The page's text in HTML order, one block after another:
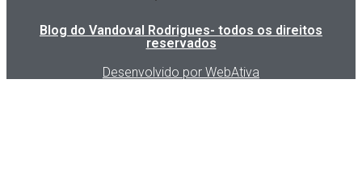
Blog do Vandoval Rodrigues- todos os direitos
reservados
Desenvolvido por WebAtiva